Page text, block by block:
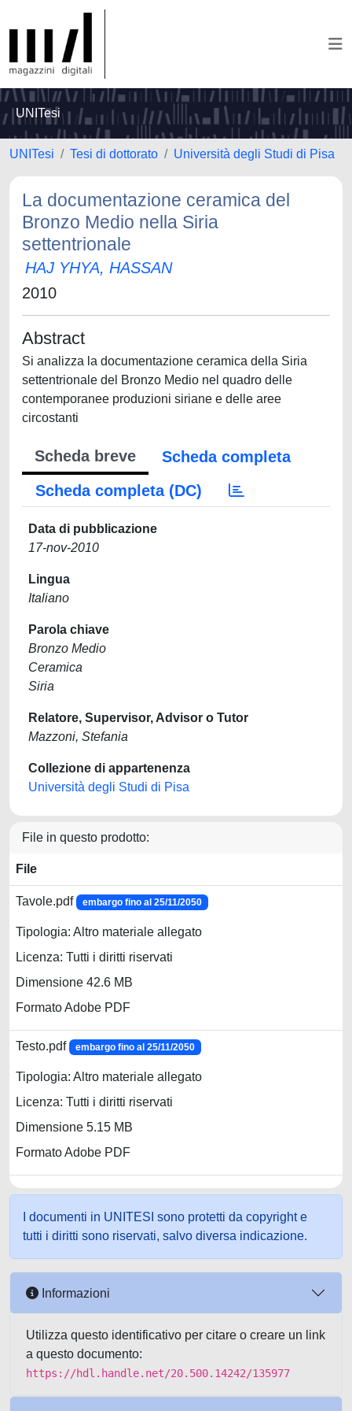
UNITesi
UNITesi Tesi di dottorato Università degli Studi di Pisa
La documentazione ceramica del
Bronzo Medio nella Siria
settentrionale
HAJ YHYA, HASSAN
2010
Abstract
Si analizza la documentazione ceramica della Siria
settentrionale del Bronzo Medio nel quadro delle
contemporanee produzioni siriane e delle aree
circostanti
Scheda breve
Scheda completa
Scheda completa (DC)
Data di pubblicazione
17-nov-2010
Lingua
Italiano
Parola chiave
Bronzo Medio
Ceramica
Siria
Relatore, Supervisor, Advisor o Tutor
Mazzoni, Stefania
Collezione di appartenenza
Università degli Studi di Pisa
File in questo prodotto:
File
Tavole.pdf embargo fino al 25/11/2050
Tipologia: Altro materiale allegato
Licenza: Tutti i diritti riservati
Dimensione 42.6 MB
Formato Adobe PDF
Testo.pdf embargo fino al 25/11/2050
Tipologia: Altro materiale allegato
Licenza: Tutti i diritti riservati
Dimensione 5.15 MB
Formato Adobe PDF
I documenti in UNITESI sono protetti da copyright e
tutti i diritti sono riservati, salvo diversa indicazione.
Informazioni
Utilizza questo identificativo per citare o creare un link
a questo documento:
https://hdl.handle.net/20.500.14242/135977